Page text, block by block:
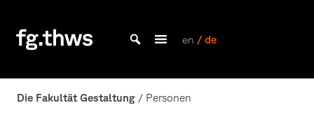
content
Gestaltung
Würzburg
en / de
Die Fakultät Gestaltung / Personen